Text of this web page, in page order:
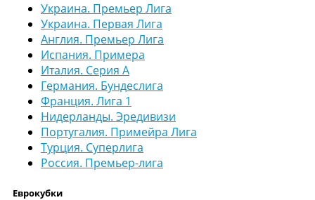
Украина. Премьер Лига
Украина. Первая Лига
Англия. Премьер Лига
Испания. Примера
Италия. Серия А
Германия. Бундеслига
Франция. Лига 1
Нидерланды. Эредивизи
Португалия. Примейра Лига
Турция. Суперлига
Россия. Премьер-лига
Еврокубки